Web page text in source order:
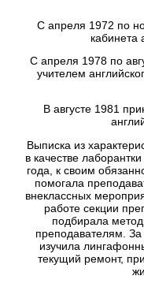
С апреля 1972 по
кабинета
С апреля 1978 по
учителем
В августе 1981
Выписка из
в качестве
года, к своим
помогала
внеклассных
работе секции
подбирала
преподавателям.
изучила
текущий ремонт,